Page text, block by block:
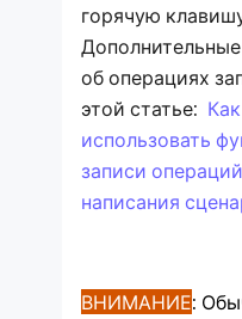
горячую
об операциях
этой статье: Как
использовать
записи
написания
ВНИМАНИЕ: